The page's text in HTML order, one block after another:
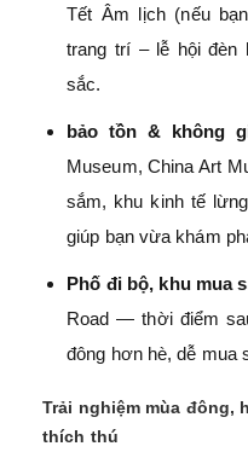
Tết Âm lịch (nếu
trang trí – lễ hội đèn
sắc.
bảo tồn & không
Museum, China Art
sắm, khu kinh tế
giúp bạn vừa khám
Phố đi bộ, khu mua
Road — thời điểm
đông hơn hè, dễ mua
Trải nghiệm mùa đông,
thích thú